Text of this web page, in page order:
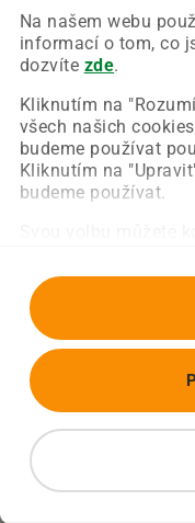
Na našem webu
informací o tom, co
dozvíte zde.
Kliknutím na
všech našich
budeme používat
Kliknutím na
budeme používat.
Chyba nastala
Zkuste prosím
Obnovit